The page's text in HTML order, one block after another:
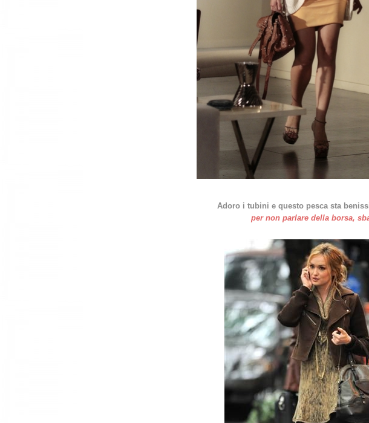
Adoro i tubini e questo pesca sta
per non parlare della borsa,